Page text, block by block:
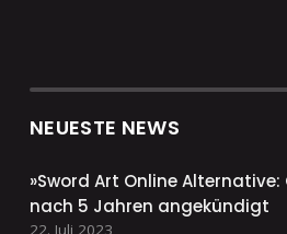
NEUESTE NEWS
»Sword Art Online Alternative:
nach 5 Jahren angekündigt
22. Juli 2023